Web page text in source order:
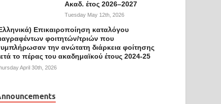
Ακαδ. έτος 2026–2027
Tuesday May 12th, 2026
Επικαιροποίηση καταλόγου
φοιτητών/τριών που
την ανώτατη διάρκεια φοίτησης
το πέρας του ακαδημαϊκού έτους 2024-25
April 30th, 2026